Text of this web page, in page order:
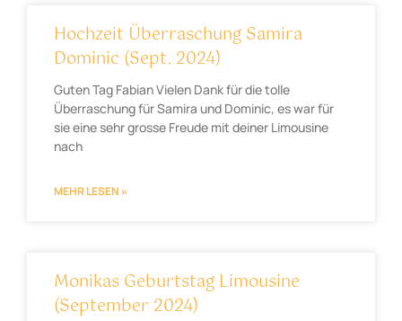
Hochzeit Überraschung Samira
Dominic (Sept. 2024)
Guten Tag Fabian Vielen Dank für die tolle
Überraschung für Samira und Dominic, es war für
sie eine sehr grosse Freude mit deiner Limousine
nach
MEHR LESEN »
Monikas Geburtstag Limousine
(September 2024)